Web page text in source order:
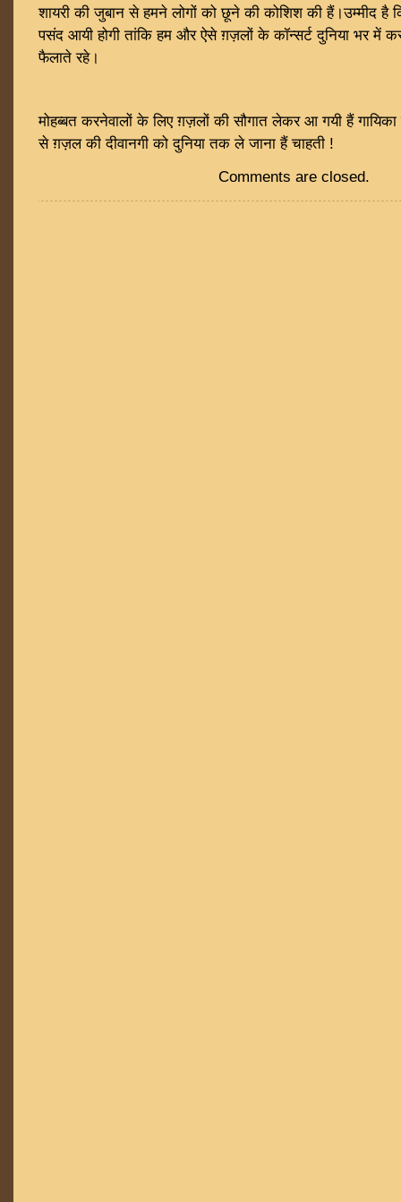
शायरी की जुबान से हमने लोगों को छूने की कोशिश की हैं।उम्मीद है
पसंद आयी होगी तांकि हम और ऐसे ग़ज़लों के कॉन्सर्ट दुनिया भर में
फैलाते रहे।
मोहब्बत करनेवालों के लिए ग़ज़लों की सौगात लेकर आ गयी हैं गायिका
से ग़ज़ल की दीवानगी को दुनिया तक ले जाना हैं चाहती !
Comments are closed.